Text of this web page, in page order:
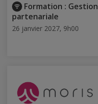
Formation : Gestion
partenariale
26 janvier 2027, 9h00